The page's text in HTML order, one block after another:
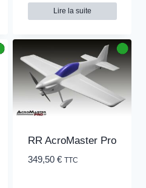
Lire la suite
RR AcroMaster Pro
349,50 € TTC